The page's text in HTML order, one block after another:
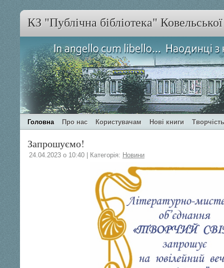
КЗ "Публічна бібліотека"
Головна Про нас Користувачам Нові книги
Запрошуємо!
24.04.2023 о 10:40 | Категорія: Новини